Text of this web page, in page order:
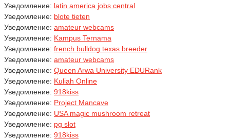
Уведомление: latin america jobs central
Уведомление: blote tieten
Уведомление: amateur webcams
Уведомление: Kampus Ternama
Уведомление: french bulldog texas breeder
Уведомление: amateur webcams
Уведомление: Queen Arwa University EDURank
Уведомление: Kuliah Online
Уведомление: 918kiss
Уведомление: Project Mancave
Уведомление: USA magic mushroom retreat
Уведомление: pg slot
Уведомление: 918kiss